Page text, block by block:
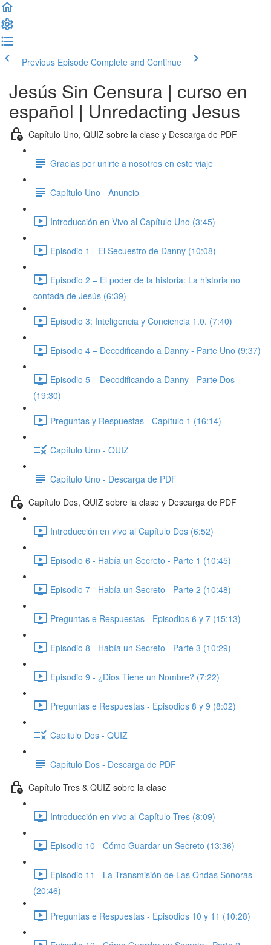
Previous Episode Complete and Continue
Jesús Sin Censura | curso en
español | Unredacting Jesus
Capítulo Uno, QUIZ sobre la clase y Descarga de PDF
Gracias por unirte a nosotros en este viaje
Capítulo Uno - Anuncio
Introducción en Vivo al Capítulo Uno (3:45)
Episodio 1 - El Secuestro de Danny (10:08)
Episodio 2 – El poder de la historia: La historia no
contada de Jesús (6:39)
Episodio 3: Inteligencia y Conciencia 1.0. (7:40)
Episodio 4 – Decodificando a Danny - Parte Uno (9:37)
Episodio 5 – Decodificando a Danny - Parte Dos
(19:30)
Preguntas y Respuestas - Capítulo 1 (16:14)
Capítulo Uno - QUIZ
Capítulo Uno - Descarga de PDF
Capítulo Dos, QUIZ sobre la clase y Descarga de PDF
Introducción en vivo al Capítulo Dos (6:52)
Episodio 6 - Había un Secreto - Parte 1 (10:45)
Episodio 7 - Había un Secreto - Parte 2 (10:48)
Preguntas e Respuestas - Episodios 6 y 7 (15:13)
Episodio 8 - Había un Secreto - Parte 3 (10:29)
Episodio 9 - ¿Dios Tiene un Nombre? (7:22)
Preguntas e Respuestas - Episodios 8 y 9 (8:02)
Capitulo Dos - QUIZ
Capítulo Dos - Descarga de PDF
Capítulo Tres & QUIZ sobre la clase
Introducción en vivo al Capítulo Tres (8:09)
Episodio 10 - Cómo Guardar un Secreto (13:36)
Episodio 11 - La Transmisión de Las Ondas Sonoras
(20:46)
Preguntas e Respuestas - Episodios 10 y 11 (10:28)